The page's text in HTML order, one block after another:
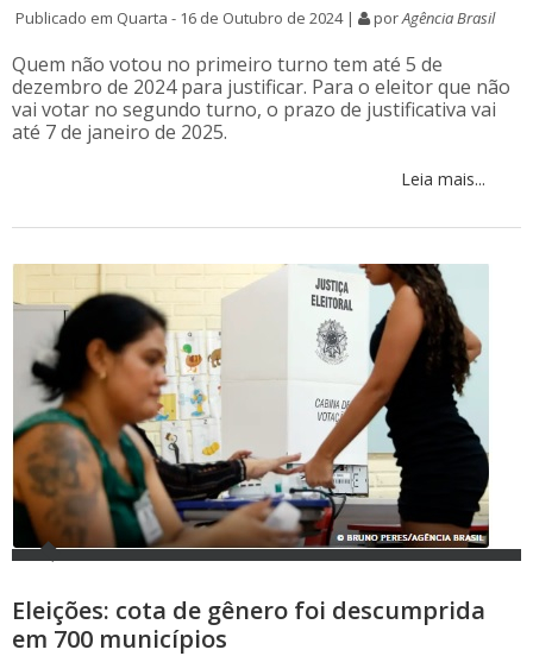
Publicado em Quarta - 16 de Outubro de 2024 | porAgência Brasil
Quem não votou no primeiro turno tem até 5 de
dezembro de 2024 para justificar. Para o eleitor que não
vai votar no segundo turno, o prazo de justificativa vai
até 7 de janeiro de 2025.
Leia mais...
Eleições: cota de gênero foi descumprida
em 700 municípios